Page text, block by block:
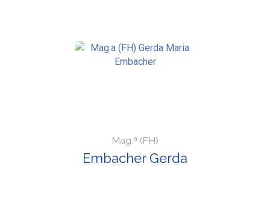
Mag.ª (FH)
Embacher Gerda